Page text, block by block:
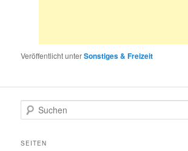
Veröffentlicht unterSonstiges & Freizeit
u
h
SEITEN